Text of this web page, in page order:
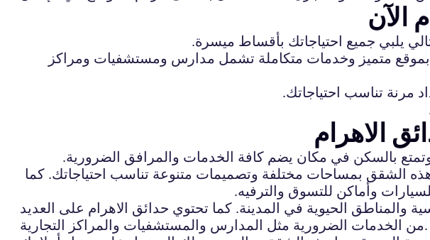
الآن
يلبي جميع احتياجاتك بأقساط ميسرة.
متميز وخدمات متكاملة تشمل مدارس ومستشفيات ومراكز
مرنة تناسب احتياجاتك.
الاهرام
بالسكن في مكان يضم كافة الخدمات والمرافق الضرورية.
الشقق بمساحات مختلفة وتصميمات متنوعة تناسب احتياجاتك. كما
وأماكن للتسوق والترفيه.
والمناطق الحيوية في المدينة. كما تحتوي حدائق الاهرام على العديد
من الخدمات الضرورية مثل المدارس والمستشفيات والمراكز التجارية.